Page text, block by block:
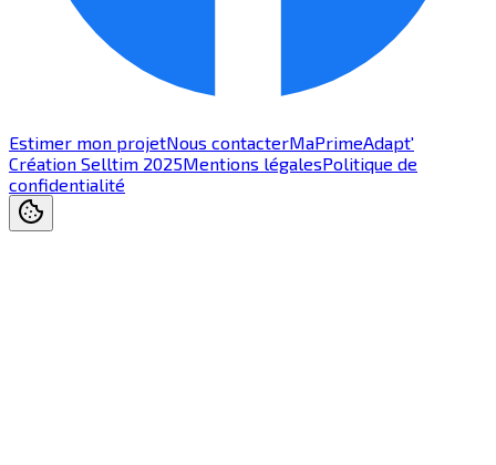
Estimer mon projetNous contacterMaPrimeAdapt'
Création Selltim 2025Mentions légalesPolitique de
confidentialité